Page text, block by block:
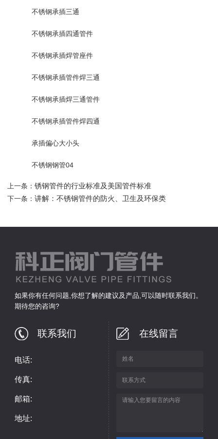
不锈钢承插三通
不锈钢承插四通管件
不锈钢承插焊管座件
不锈钢承插管件焊三通
不锈钢承插焊三通管件
不锈钢承插管件焊四通
承插偏心大小头
不锈钢钢管04
上一条： 锈钢管件的行业标准及美国管件标准
下一条： 讲解：不锈钢管件的防火、卫生及环保类
如果你有任何问题,你想了解的建议及产品,可以随时联系我们。
期待您的咨询?
联系我们
电话:
传真:
邮箱:
地址:
在线留言